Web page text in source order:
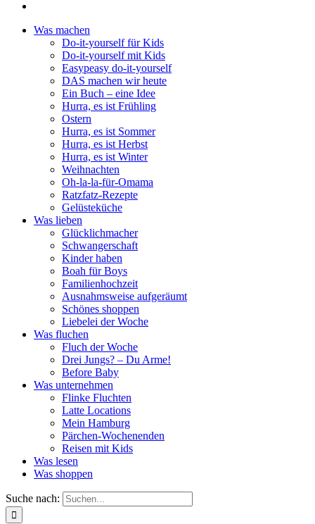
Was machen
Do-it-yourself für Kids
Do-it-yourself mit Kids
Easypeasy do-it-yourself
DAS machen wir heute
Ein Buch – eine Idee
Hurra, es ist Frühling
Ostern
Hurra, es ist Sommer
Hurra, es ist Herbst
Hurra, es ist Winter
Weihnachten
Oh-la-la-für-Omama
Ratzfatz-Rezepte
Gelüsteküche
Was lieben
Glücklichmacher
Schwangerschaft
Kinder haben
Boah für Boys
Familienhochzeit
Ausnahmsweise aufgeräumt
Schönes shoppen
Liebelei der Woche
Was fluchen
Fluch der Woche
Drei Jungs? – Du Arme!
Before Baby
Was unternehmen
Flinke Fluchten
Latte Locations
Mein Hamburg
Pärchen-Wochenenden
Reisen mit Kids
Was lesen
Was shoppen
Suche nach: